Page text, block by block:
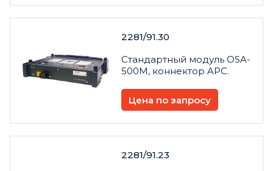
2281/91.30
Стандартный модуль OSA-
500M, коннектор APC.
Цена по запросу
2281/91.23